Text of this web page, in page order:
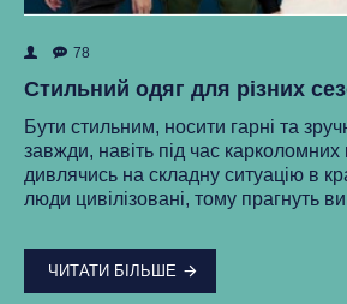
78
Стильний одяг для різних
Бути стильним, носити гарні та
завжди, навіть під час карколомних
дивлячись на складну ситуацію в
люди цивілізовані, тому прагнуть
ЧИТАТИ БІЛЬШЕ